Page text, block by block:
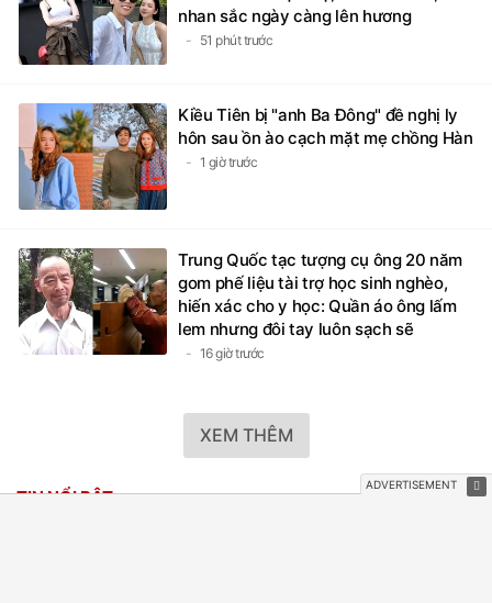
nhan sắc ngày càng lên hương
51 phút trước
Kiều Tiên bị "anh Ba Đông" đề nghị ly
hôn sau ồn ào cạch mặt mẹ chồng Hàn
1 giờ trước
Trung Quốc tạc tượng cụ ông 20 năm
gom phế liệu tài trợ học sinh nghèo,
hiến xác cho y học: Quần áo ông lấm
lem nhưng đôi tay luôn sạch sẽ
16 giờ trước
XEM THÊM
TIN NỔI BẬT